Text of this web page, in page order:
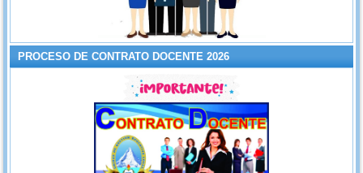
PROCESO DE CONTRATO DOCENTE 2026